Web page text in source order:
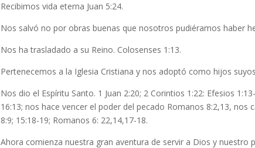
Recibimos vida eterna Juan 5:24.
Nos salvó no por obras buenas que nosotros pudiéramos haber
Nos ha trasladado a su Reino. Colosenses 1:13.
Pertenecemos a la Iglesia Cristiana y nos adoptó como hijos
Nos dio el Espíritu Santo. 1 Juan 2:20; 2 Corintios 1:22: Efesios
16:13; nos hace vencer el poder del pecado Romanos 8:2,13,
8:9; 15:18-19; Romanos 6: 22,14,17-18.
Ahora comienza nuestra gran aventura de servir a Dios y nuestro